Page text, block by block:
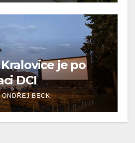
je po
DCI
ONDŘEJ BECK